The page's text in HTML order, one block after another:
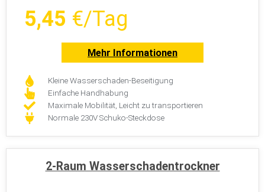
5,45 €/Tag
Mehr Informationen
Kleine Wasserschaden-Beseitigung
Einfache Handhabung
Maximale Mobilität, Leicht zu transportieren
Normale 230V Schuko-Steckdose
2-Raum Wasserschadentrockner